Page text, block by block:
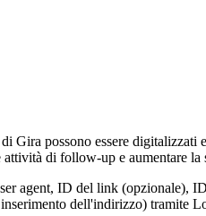
possono essere
di follow-up e aumentare la
agent, ID del link (opzionale),
dell'indirizzo) tramite